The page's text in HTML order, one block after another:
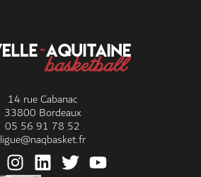
14 rue Cabanac
33800 Bordeaux
05 56 91 78 52
ligue@naqbasket.fr